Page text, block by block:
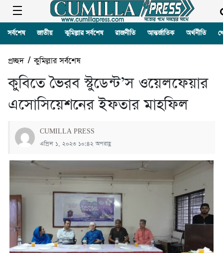
সর্বশেষ জাতীয় কুমিল্লার সর্বশেষ রাজনীতি আন্তর্জাতিক অর্থনীতি
প্রচ্ছদ/কুমিল্লার সর্বশেষ
কুবিতে ভৈরব স্টুডেন্ট’স ওয়েলফেয়ার
এসোসিয়েশনের ইফতার মাহফিল
CUMILLA PRESS
এপ্রিল ১, ২০২৩ ১০:৪২ অপরাহ্ণ